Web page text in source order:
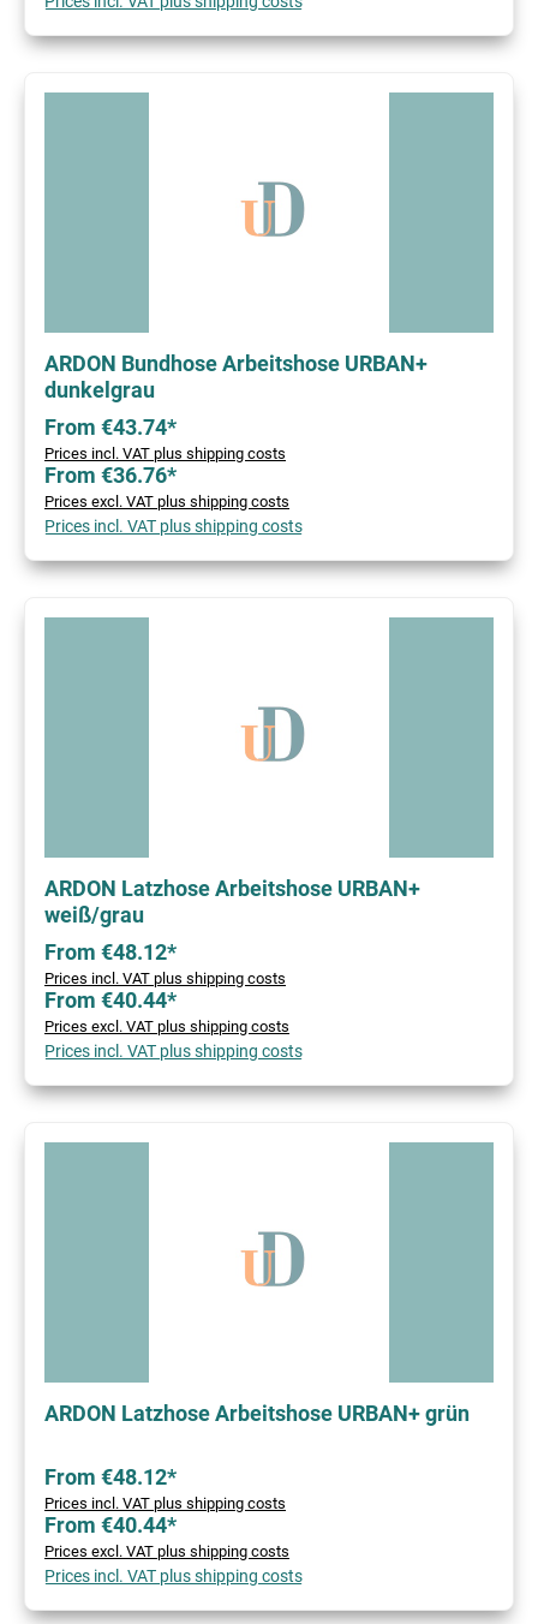
ARDON Bundhose Arbeitshose URBAN+
dunkelgrau
From €43.74*
Prices incl. VAT plus shipping costs
From €36.76*
Prices excl. VAT plus shipping costs
Prices incl. VAT plus shipping costs
ARDON Latzhose Arbeitshose URBAN+
weiß/grau
From €48.12*
Prices incl. VAT plus shipping costs
From €40.44*
Prices excl. VAT plus shipping costs
Prices incl. VAT plus shipping costs
ARDON Latzhose Arbeitshose URBAN+ grün
From €48.12*
Prices incl. VAT plus shipping costs
From €40.44*
Prices excl. VAT plus shipping costs
Prices incl. VAT plus shipping costs